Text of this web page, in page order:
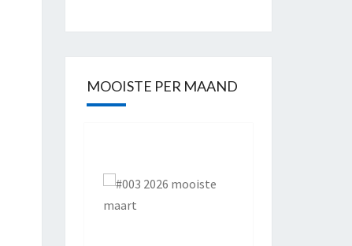
MOOISTE PER MAAND